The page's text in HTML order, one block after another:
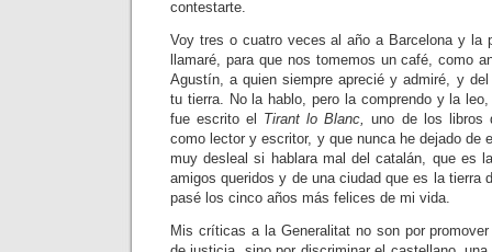
contestarte.
Voy tres o cuatro veces al año a Barcelona y la
llamaré, para que nos tomemos un café, como
Agustín, a quien siempre aprecié y admiré, y
tu tierra. No la hablo, pero la comprendo y la
fue escrito el Tirant lo Blanc, uno de los libros
como lector y escritor, y que nunca he dejado de
muy desleal si hablara mal del catalán, que es
amigos queridos y de una ciudad que es la tierra
pasé los cinco años más felices de mi vida.
Mis críticas a la Generalitat no son por